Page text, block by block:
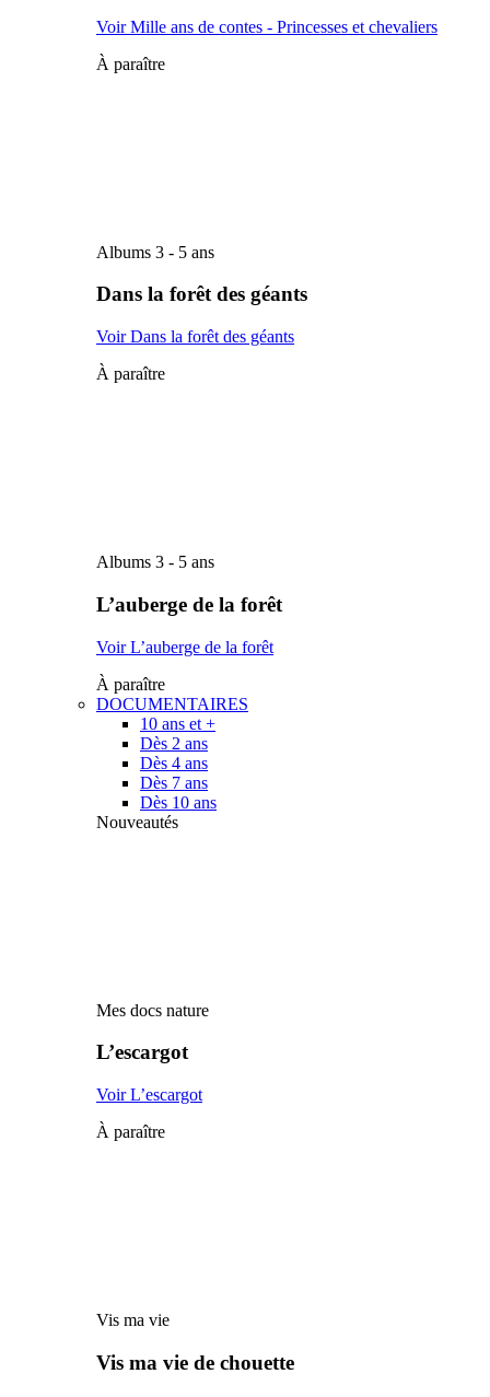
Voir Mille ans de contes - Princesses et chevaliers
À paraître
Albums 3 - 5 ans
Dans la forêt des géants
Voir Dans la forêt des géants
À paraître
Albums 3 - 5 ans
L’auberge de la forêt
Voir L’auberge de la forêt
À paraître
DOCUMENTAIRES
10 ans et +
Dès 2 ans
Dès 4 ans
Dès 7 ans
Dès 10 ans
Nouveautés
Mes docs nature
L’escargot
Voir L’escargot
À paraître
Vis ma vie
Vis ma vie de chouette